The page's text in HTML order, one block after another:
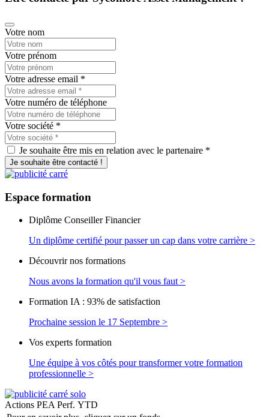
Votre nom
Votre prénom
Votre adresse email *
Votre numéro de téléphone
Votre société *
Je souhaite être mis en relation avec le partenaire *
Je souhaite être contacté !
Espace formation
Diplôme Conseiller Financier
Un diplôme certifié pour passer un cap dans votre carrière >
Découvrir nos formations
Nous avons la formation qu'il vous faut >
Formation IA : 93% de satisfaction
Prochaine session le 17 Septembre >
Vos experts formation
Une équipe à vos côtés pour transformer votre formation
professionnelle >
Actions PEA Perf. YTD